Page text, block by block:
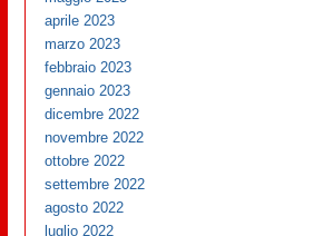
aprile 2023
marzo 2023
febbraio 2023
gennaio 2023
dicembre 2022
novembre 2022
ottobre 2022
settembre 2022
agosto 2022
luglio 2022